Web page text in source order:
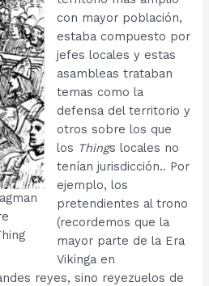
con mayor población,
estaba compuesto por
jefes locales y estas
asambleas trataban
temas como la
defensa del territorio y
otros sobre los que
los Things locales no
tenían jurisdicción.. Por
ejemplo, los
pretendientes al trono
(recordemos que la
mayor parte de la Era
Vikinga en
reyes, sino reyezuelos de